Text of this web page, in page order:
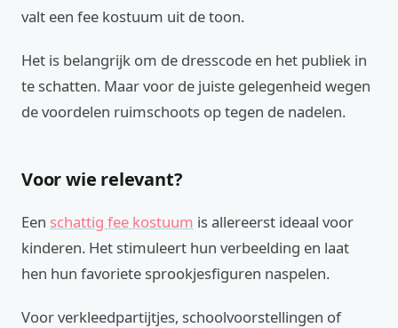
valt een fee kostuum uit de toon.
Het is belangrijk om de dresscode en het publiek in
te schatten. Maar voor de juiste gelegenheid wegen
de voordelen ruimschoots op tegen de nadelen.
Voor wie relevant?
Een schattig fee kostuum is allereerst ideaal voor
kinderen. Het stimuleert hun verbeelding en laat
hen hun favoriete sprookjesfiguren naspelen.
Voor verkleedpartijtjes, schoolvoorstellingen of